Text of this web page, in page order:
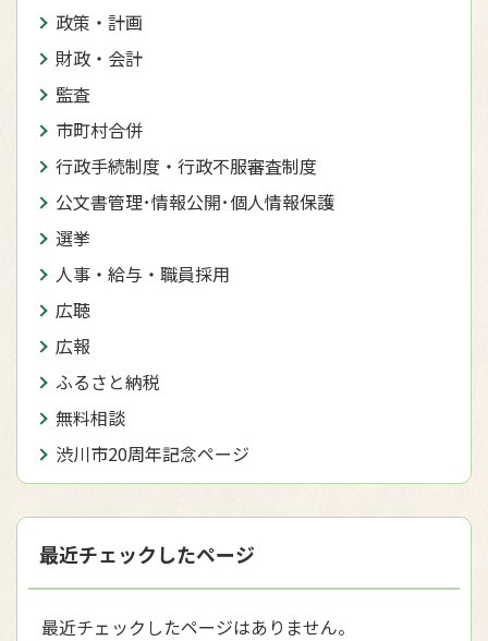
政策・計画
財政・会計
監査
市町村合併
行政手続制度・行政不服審査制度
公文書管理･情報公開･個人情報保護
選挙
人事・給与・職員採用
広聴
広報
ふるさと納税
無料相談
渋川市20周年記念ページ
最近チェックしたページ
最近チェックしたページはありません。